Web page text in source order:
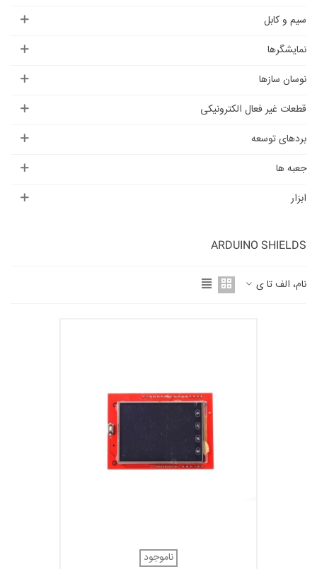
سیم و کابل
نمایشگرها
نوسان سازها
قطعات غیر فعال الکترونیکی
بردهای توسعه
جعبه ها
ابزار
ARDUINO SHIELDS
نام، الف تا ی
ناموجود